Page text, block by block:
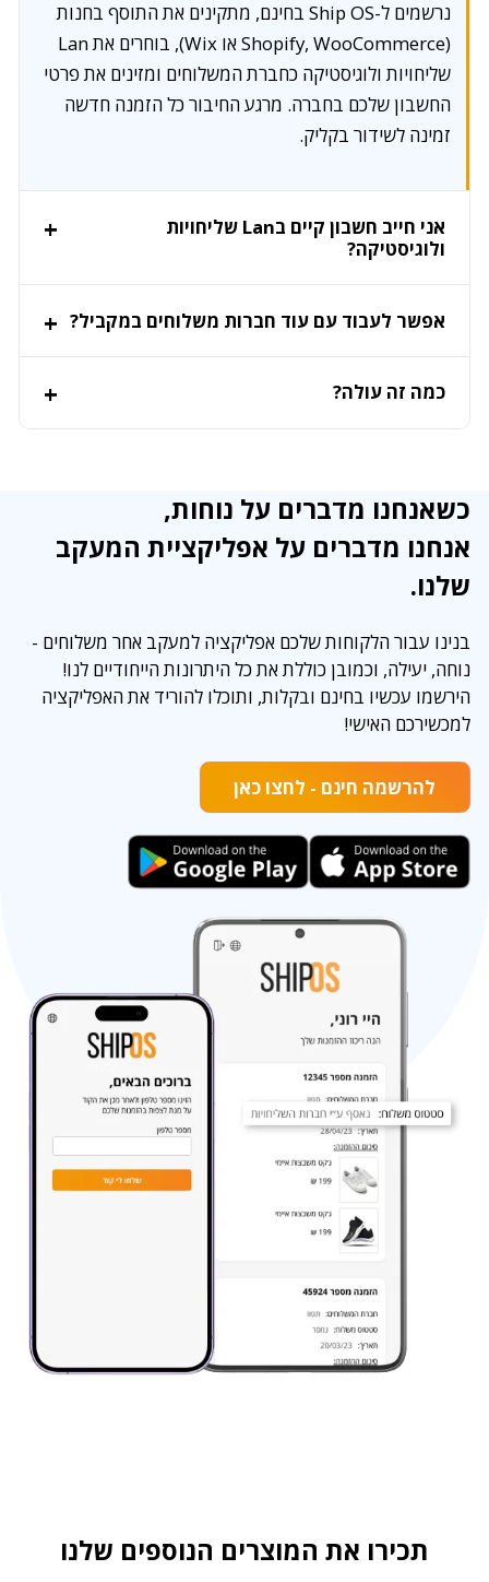
נרשמים ל-Ship OS בחינם, מתקינים את התוסף בחנות
(Shopify, WooCommerce או Wix), בוחרים את Lan
שליחויות ולוגיסטיקה כחברת המשלוחים ומזינים את פרטי
החשבון שלכם בחברה. מרגע החיבור כל הזמנה חדשה
זמינה לשידור בקליק.
אני חייב חשבון קיים בLan שליחויות
ולוגיסטיקה?
אפשר לעבוד עם עוד חברות משלוחים במקביל?
כמה זה עולה?
כשאנחנו מדברים על נוחות,
אנחנו מדברים על אפליקציית המעקב
שלנו.
בנינו עבור הלקוחות שלכם אפליקציה למעקב אחר משלוחים -
נוחה, יעילה, וכמובן כוללת את כל היתרונות הייחודיים לנו!
הירשמו עכשיו בחינם ובקלות, ותוכלו להוריד את האפליקציה
למכשירכם האישי!
להרשמה חינם - לחצו כאן
תכירו את המוצרים הנוספים שלנו